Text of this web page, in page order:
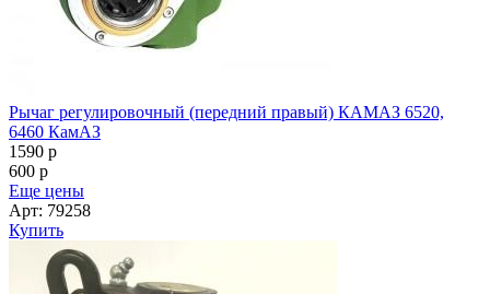
Рычаг регулировочный (передний правый) КАМАЗ 6520,
6460 КамАЗ
1590 p
600 p
Еще цены
Арт: 79258
Купить